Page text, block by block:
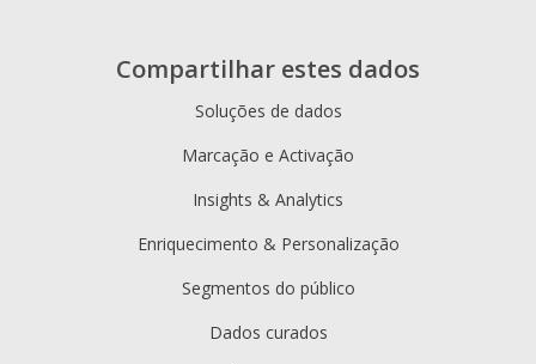
Compartilhar estes dados
Soluções de dados
Marcação e Activação
Insights & Analytics
Enriquecimento & Personalização
Segmentos do público
Dados curados